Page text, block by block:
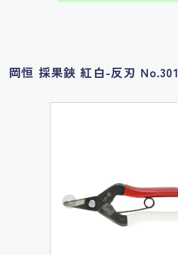
岡恒 採果鋏 紅白-反刃 No.301